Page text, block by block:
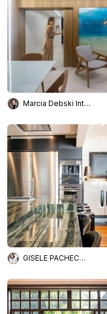
Marcia Debski Interiores
GISELE PACHECO ARQUITETURA E INTERIORES